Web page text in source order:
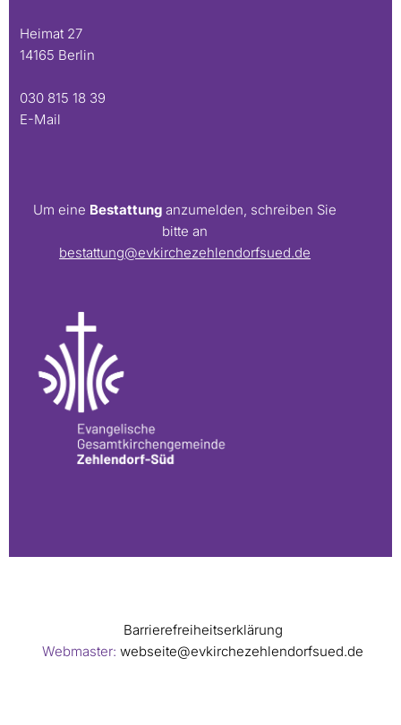
Heimat 27
14165 Berlin
030 815 18 39
E-Mail
Um eine Bestattung anzumelden, schreiben Sie
bitte an
bestattung@evkirchezehlendorfsued.de
Barrierefreiheitserklärung
Webmaster: webseite@evkirchezehlendorfsued.de